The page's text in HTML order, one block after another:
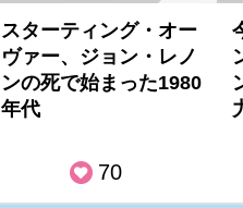
スターティング・オー
ヴァー、ジョン・レノ
ンの死で始まった1980
年代
70